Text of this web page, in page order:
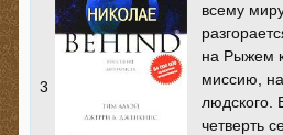
3
всему
на Рыжем
миссию,
людского.
четверть